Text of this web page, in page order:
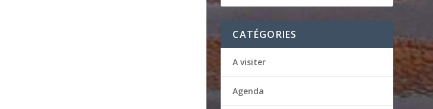
CATÉGORIES
A visiter
Agenda